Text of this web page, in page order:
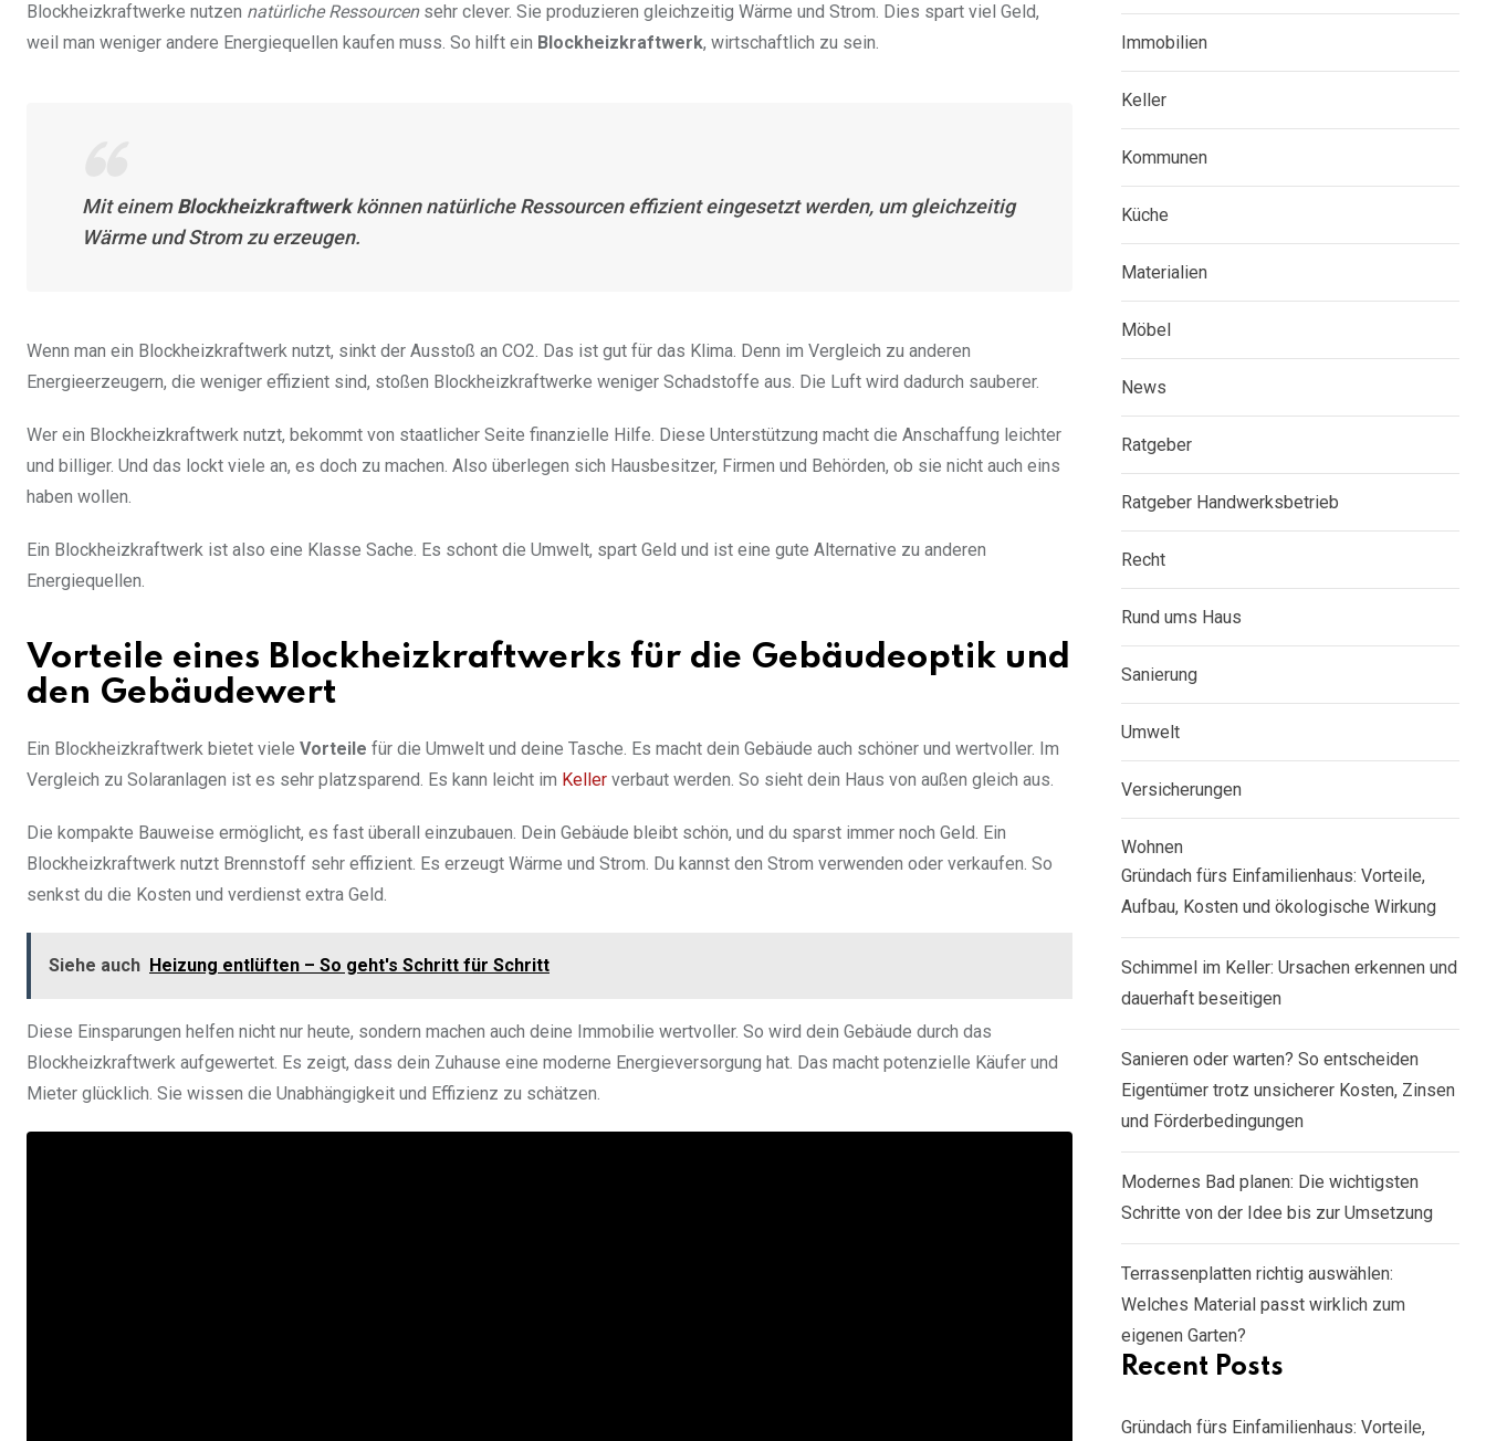
Blockheizkraftwerke nutzen natürliche Ressourcensehr clever. Sie produzieren gleichzeitig Wärme und Strom. Dies spart viel Geld,
weil man weniger andere Energiequellen kaufen muss. So hilft ein Blockheizkraftwerk, wirtschaftlich zu sein.
Mit einemBlockheizkraftwerkkönnen natürliche Ressourcen effizient eingesetzt werden, um gleichzeitig
Wärme und Strom zu erzeugen.
Wenn man ein Blockheizkraftwerk nutzt, sinkt der Ausstoß an CO2. Das ist gut für das Klima. Denn im Vergleich zu anderen
Energieerzeugern, die weniger effizient sind, stoßen Blockheizkraftwerke weniger Schadstoffe aus. Die Luft wird dadurch sauberer.
Wer ein Blockheizkraftwerk nutzt, bekommt von staatlicher Seite finanzielle Hilfe. Diese Unterstützung macht die Anschaffung leichter
und billiger. Und das lockt viele an, es doch zu machen. Also überlegen sich Hausbesitzer, Firmen und Behörden, ob sie nicht auch eins
haben wollen.
Ein Blockheizkraftwerk ist also eine Klasse Sache. Es schont die Umwelt, spart Geld und ist eine gute Alternative zu anderen
Energiequellen.
Vorteile eines Blockheizkraftwerks für die Gebäudeoptik und
den Gebäudewert
Ein Blockheizkraftwerk bietet viele Vorteile für die Umwelt und deine Tasche. Es macht dein Gebäude auch schöner und wertvoller. Im
Vergleich zu Solaranlagen ist es sehr platzsparend. Es kann leicht im Keller verbaut werden. So sieht dein Haus von außen gleich aus.
Die kompakte Bauweise ermöglicht, es fast überall einzubauen. Dein Gebäude bleibt schön, und du sparst immer noch Geld. Ein
Blockheizkraftwerk nutzt Brennstoff sehr effizient. Es erzeugt Wärme und Strom. Du kannst den Strom verwenden oder verkaufen. So
senkst du die Kosten und verdienst extra Geld.
Siehe auch Heizung entlüften – So geht's Schritt für Schritt
Diese Einsparungen helfen nicht nur heute, sondern machen auch deine Immobilie wertvoller. So wird dein Gebäude durch das
Blockheizkraftwerk aufgewertet. Es zeigt, dass dein Zuhause eine moderne Energieversorgung hat. Das macht potenzielle Käufer und
Mieter glücklich. Sie wissen die Unabhängigkeit und Effizienz zu schätzen.
Immobilien
Keller
Kommunen
Küche
Materialien
Möbel
News
Ratgeber
Ratgeber Handwerksbetrieb
Recht
Rund ums Haus
Sanierung
Umwelt
Versicherungen
Wohnen
Gründach fürs Einfamilienhaus: Vorteile,
Aufbau, Kosten und ökologische Wirkung
Schimmel im Keller: Ursachen erkennen und
dauerhaft beseitigen
Sanieren oder warten? So entscheiden
Eigentümer trotz unsicherer Kosten, Zinsen
und Förderbedingungen
Modernes Bad planen: Die wichtigsten
Schritte von der Idee bis zur Umsetzung
Terrassenplatten richtig auswählen:
Welches Material passt wirklich zum
eigenen Garten?
Recent Posts
Gründach fürs Einfamilienhaus: Vorteile,